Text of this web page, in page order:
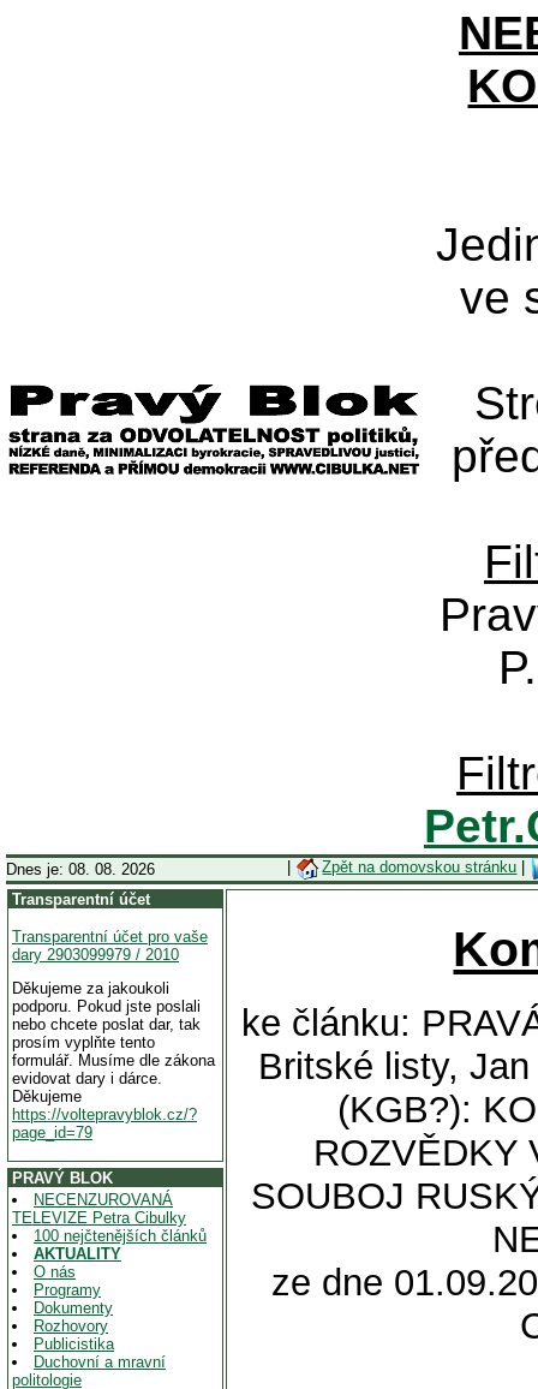
ve
Dnes je: 08. 08. 2026 Zpět na domovskou stránku
Transparentní účet
Transparentní účet pro vaše
dary 2903099979 / 2010
Děkujeme za jakoukoli
podporu. Pokud jste poslali
nebo chcete poslat dar, tak
prosím vyplňte tento
formulář. Musíme dle zákona
evidovat dary i dárce.
Děkujeme
https://voltepravyblok.cz/?
page_id=79
PRAVÝ BLOK
NECENZUROVANÁ
TELEVIZE Petra Cibulky
100 nejčtenějších článků
AKTUALITY
O nás
Programy
Dokumenty
Rozhovory
Publicistika
Duchovní a mravní
politologie
ke článku:
Britské listy,
(KGB?):
ROZVĚDKY
SOUBOJ
ze dne